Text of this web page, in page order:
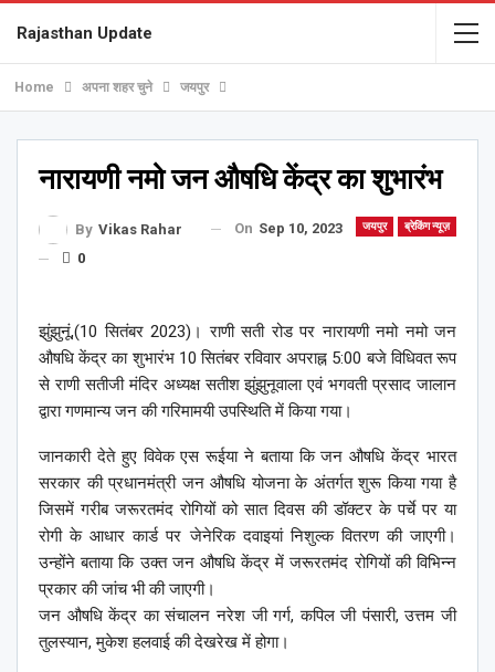
Rajasthan Update
Home अपना शहर चुने जयपुर
नारायणी नमो जन औषधि केंद्र का शुभारंभ
जयपुर ब्रेकिंग न्यूज़
By Vikas Rahar On Sep 10, 2023
0
झुंझुनूं,(10 सितंबर 2023)। राणी सती रोड पर नारायणी नमो नमो जन
औषधि केंद्र का शुभारंभ 10 सितंबर रविवार अपराह्न 5:00 बजे विधिवत रूप
से राणी सतीजी मंदिर अध्यक्ष सतीश झुंझुनूवाला एवं भगवती प्रसाद जालान
द्वारा गणमान्य जन की गरिमामयी उपस्थिति में किया गया।
जानकारी देते हुए विवेक एस रूईया ने बताया कि जन औषधि केंद्र भारत
सरकार की प्रधानमंत्री जन औषधि योजना के अंतर्गत शुरू किया गया है
जिसमें गरीब जरूरतमंद रोगियों को सात दिवस की डॉक्टर के पर्चे पर या
रोगी के आधार कार्ड पर जेनेरिक दवाइयां निशुल्क वितरण की जाएगी।
उन्होंने बताया कि उक्त जन औषधि केंद्र में जरूरतमंद रोगियों की विभिन्न
प्रकार की जांच भी की जाएगी।
जन औषधि केंद्र का संचालन नरेश जी गर्ग, कपिल जी पंसारी, उत्तम जी
तुलस्यान, मुकेश हलवाई की देखरेख में होगा।